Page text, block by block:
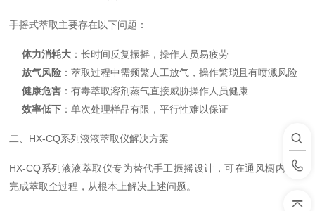
手摇式萃取主要存在以下问题：
体力消耗大 ：长时间反复振摇，操作人员易疲劳
放气风险 ：萃取过程中需频繁人工放气，操作繁琐且有喷溅风险
健康危害 ：有毒萃取溶剂蒸气直接威胁操作人员健康
效率低下 ：单次处理样品有限，平行性难以保证
二、HX-CQ系列液液萃取仪解决方案
HX-CQ系列液液萃取仪专为替代手工振摇设计，可在通风橱内自动
完成萃取全过程，从根本上解决上述问题。